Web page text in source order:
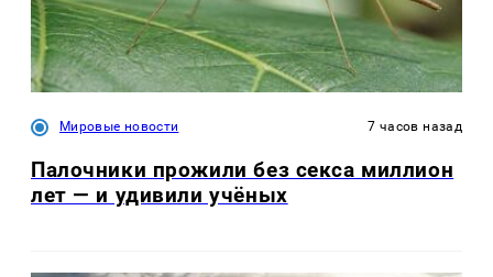
Мировые новости 7 часов назад
Палочники прожили без секса миллион
лет — и удивили учёных